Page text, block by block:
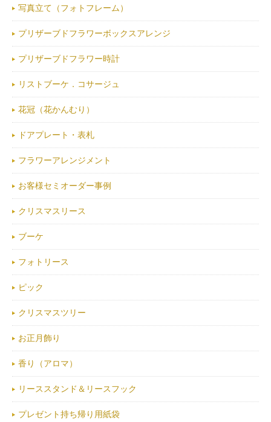
写真立て（フォトフレーム）
プリザーブドフラワーボックスアレンジ
プリザーブドフラワー時計
リストブーケ．コサージュ
花冠（花かんむり）
ドアプレート・表札
フラワーアレンジメント
お客様セミオーダー事例
クリスマスリース
ブーケ
フォトリース
ピック
クリスマスツリー
お正月飾り
香り（アロマ）
リーススタンド＆リースフック
プレゼント持ち帰り用紙袋